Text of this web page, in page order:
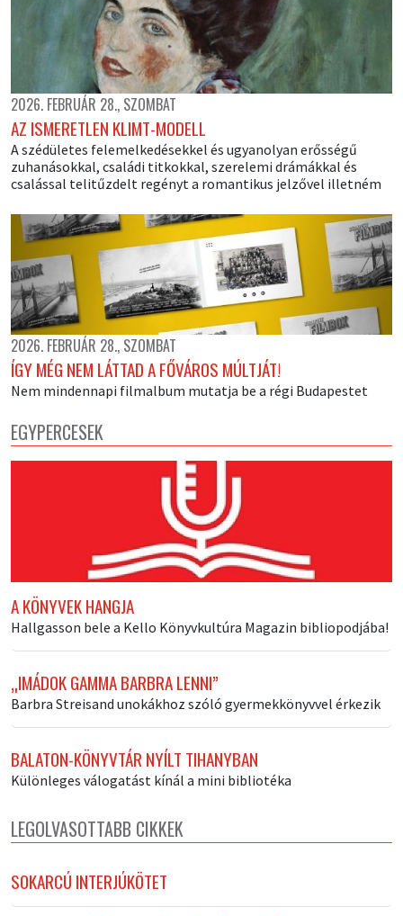
2026. FEBRUÁR 28., SZOMBAT
AZ ISMERETLEN KLIMT-MODELL
A szédületes felemelkedésekkel és ugyanolyan erősségű
zuhanásokkal, családi titkokkal, szerelemi drámákkal és
csalással telitűzdelt regényt a romantikus jelzővel illetném
2026. FEBRUÁR 28., SZOMBAT
ÍGY MÉG NEM LÁTTAD A FŐVÁROS MÚLTJÁT!
Nem mindennapi filmalbum mutatja be a régi Budapestet
EGYPERCESEK
A KÖNYVEK HANGJA
Hallgasson bele a Kello Könyvkultúra Magazin bibliopodjába!
„IMÁDOK GAMMA BARBRA LENNI”
Barbra Streisand unokákhoz szóló gyermekkönyvvel érkezik
BALATON-KÖNYVTÁR NYÍLT TIHANYBAN
Különleges válogatást kínál a mini bibliotéka
LEGOLVASOTTABB CIKKEK
SOKARCÚ INTERJÚKÖTET